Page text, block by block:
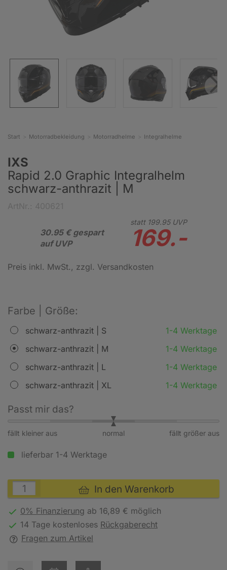
Start Motorradbekleidung Motorradhelme Integralhelme
IXS
Rapid 2.0 Graphic Integralhelm
schwarz-anthrazit | M
30.95 € gespart
auf UVP
statt 199.95UVP
169.-
Preis inkl. MwSt., zzgl. Versandkosten
Farbe | Größe:
schwarz-anthrazit | S
1-4 Werktage
schwarz-anthrazit | M
1-4 Werktage
schwarz-anthrazit | L
1-4 Werktage
schwarz-anthrazit | XL
1-4 Werktage
Passt mir das?
fällt kleiner aus fällt größer aus
normal
lieferbar 1-4 Werktage
In den Warenkorb
0% Finanzierung ab 16,89 € möglich
14 Tage kostenloses Rückgaberecht
Fragen zum Artikel